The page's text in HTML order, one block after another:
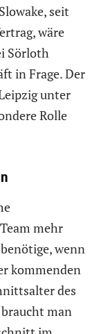
seit
wäre
Sörloth
in Frage. Der
unter
Rolle
mehr
wenn
kommenden
des
man